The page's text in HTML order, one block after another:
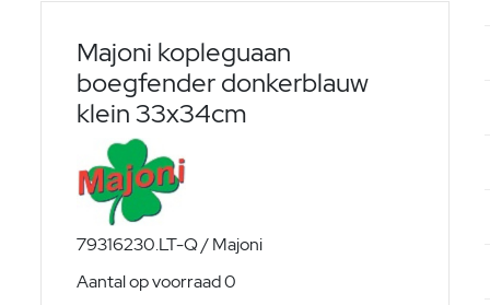
Majoni kopleguaan
boegfender donkerblauw
klein 33x34cm
79316230.LT-Q / Majoni
Aantal op voorraad 0